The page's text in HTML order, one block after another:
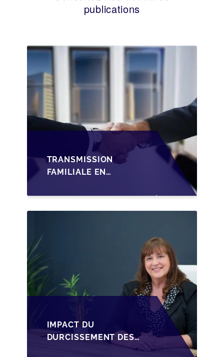
publications
TRANSMISSION
FAMILIALE EN
STRUCTURER LA
CESSION DES PARTS
IMPACT DU
DURCISSEMENT DES